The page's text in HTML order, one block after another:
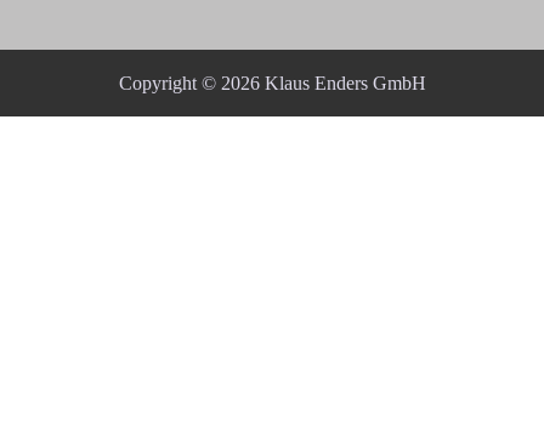
Copyright © 2026 Klaus Enders GmbH